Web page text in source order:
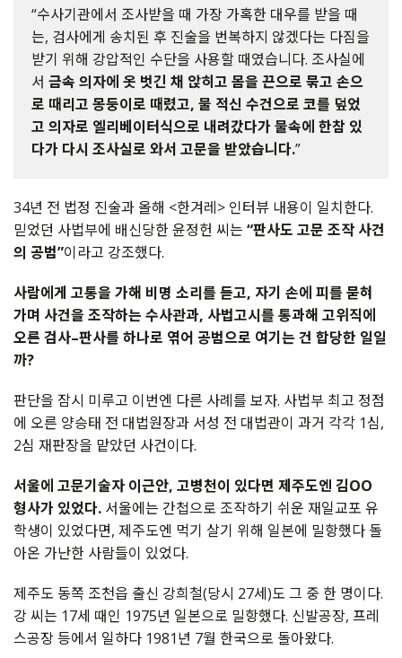
“수사기관에서 조사받을 때 가장 가혹한 대우를 받을 때
는, 검사에게 송치된 후 진술을 번복하지 않겠다는 다짐을
받기 위해 강압적인 수단을 사용할 때였습니다. 조사실에
서 금속 의자에 옷 벗긴 채 앉히고 몸을 끈으로 묶고 손으
로 때리고 몽둥이로 때렸고, 물 적신 수건으로 코를 덮었
고 의자로 엘리베이터식으로 내려갔다가 물속에 한참 있
다가 다시 조사실로 와서 고문을 받았습니다.”
34년 전 법정 진술과 올해 <한겨레> 인터뷰 내용이 일치한다.
믿었던 사법부에 배신당한윤정헌 씨는 “판사도 고문 조작 사건
의 공범”이라고 강조했다.
사람에게 고통을 가해 비명 소리를 듣고, 자기 손에 피를 묻혀
가며 사건을 조작하는 수사관과, 사법고시를 통과해 고위직에
오른 검사–판사를 하나로 엮어 공범으로 여기는 건 합당한 일일
까?
판단을 잠시 미루고 이번엔 다른 사례를 보자. 사법부 최고 정점
에 오른 양승태 전 대법원장과 서성 전 대법관이 과거 각각 1심,
2심 재판장을 맡았던 사건이다.
서울에 고문기술자 이근안, 고병천이 있다면 제주도엔 김OO
형사가 있었다. 서울에는 간첩으로 조작하기 쉬운 재일교포 유
학생이 있었다면, 제주도엔 먹기 살기 위해 일본에 밀항했다 돌
아온 가난한 사람들이 있었다.
제주도 동쪽 조천읍 출신 강희철(당시 27세)도 그 중 한 명이다.
강 씨는 17세 때인 1975년 일본으로 밀항했다. 신발공장, 프레
스공장 등에서 일하다 1981년 7월 한국으로 돌아왔다.